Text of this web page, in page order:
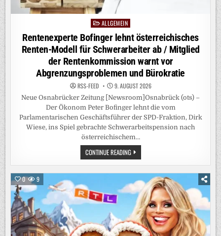
Posted
in
ALLGEMEIN
Rentenexperte Bofinger lehnt österreichisches
Renten-Modell für Schwerarbeiter ab / Mitglied
der Rentenkommission warnt vor
Abgrenzungsproblemen und Bürokratie
RSS-FEED 9. AUGUST 2026
Neue Osnabrücker Zeitung [Newsroom]Osnabrück (ots) –
Der Ökonom Peter Bofinger lehnt die vom
Parlamentarischen Geschäftsführer der SPD-Fraktion, Dirk
Wiese, ins Spiel gebrachte Schwerarbeitspension nach
österreichischem…
CONTINUE READINGRENTENEXPERTE
BOFINGER
LEHNT
MODELL
FÜR
SCHWERARBEITER
AB
/
MITGLIED
DER
RENTENKOMMISSION
0 9